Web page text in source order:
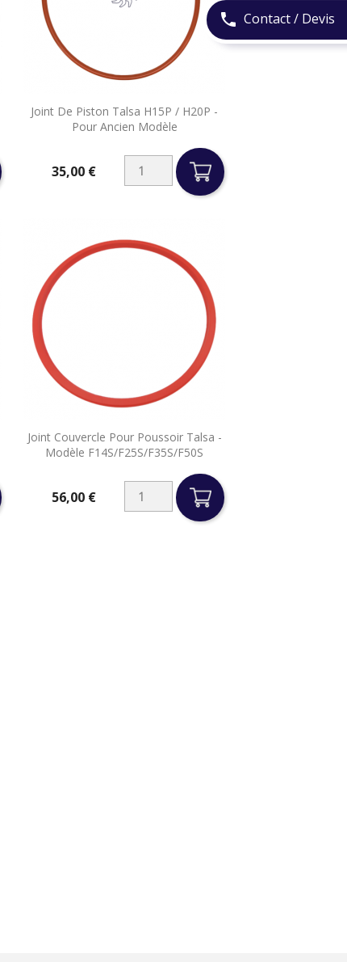
phone Contact / Devis
Joint De Piston Talsa H15P / H20P -
Pour Ancien Modèle
35,00 €
Aperçu rapide
Joint Couvercle Pour Poussoir Talsa -
Modèle F14S/F25S/F35S/F50S
56,00 €
Aperçu rapide